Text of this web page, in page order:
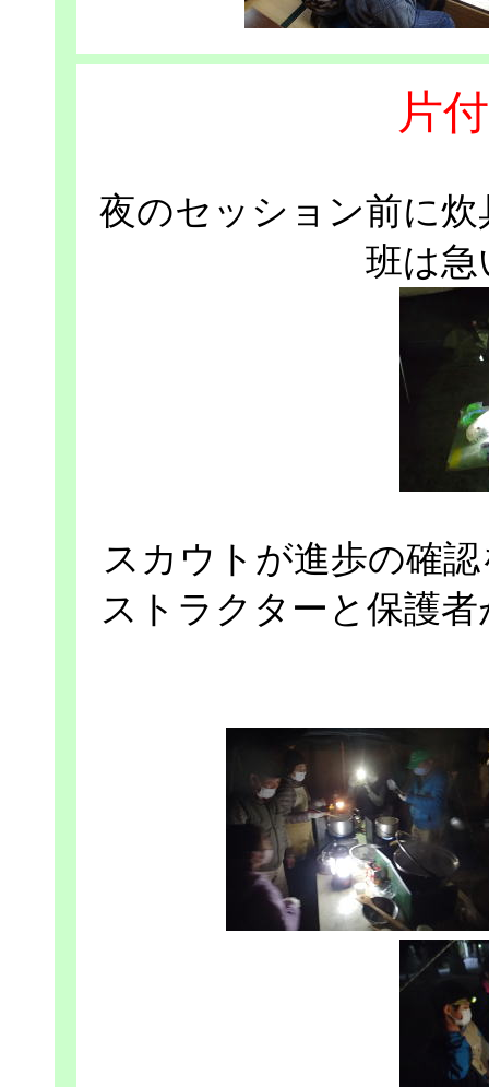
片
夜のセッション前に
班は急
スカウトが進歩の確
ストラクターと保護